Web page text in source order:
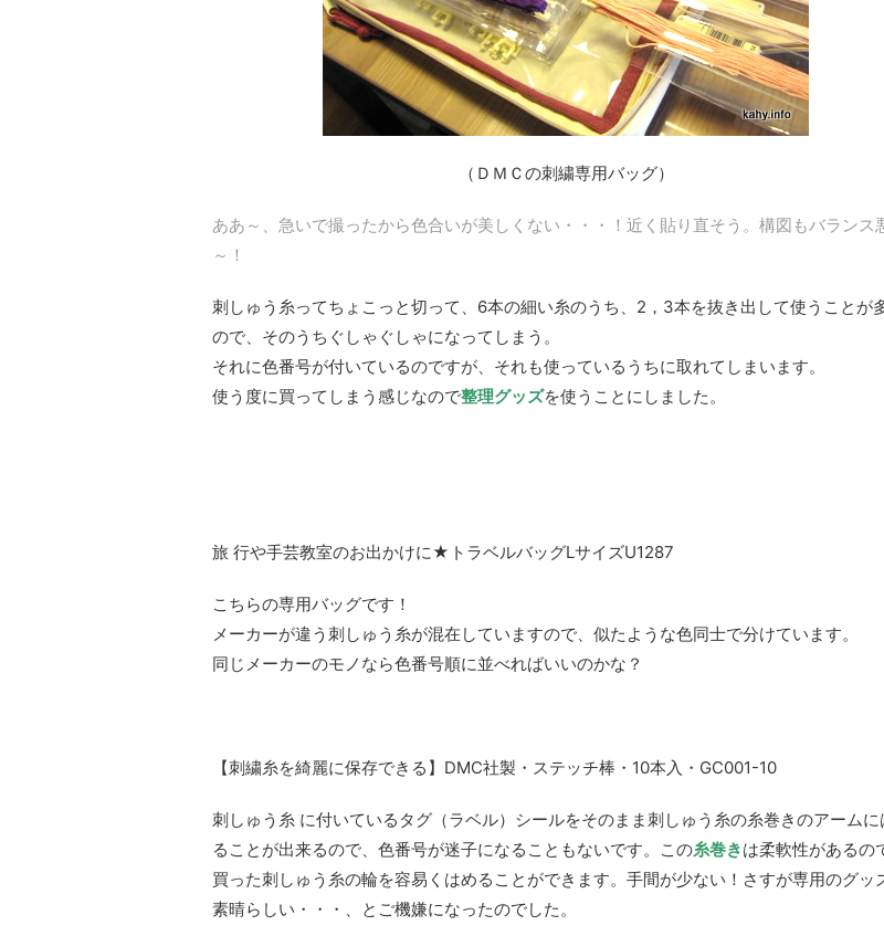
（ＤＭＣの刺繍専用バッグ）
ああ～、急いで撮ったから色合いが美しくない・・・！近く貼り直そう。構図もバランス
～！
刺しゅう糸ってちょこっと切って、6本の細い糸のうち、2，3本を抜き出して使うことが
ので、そのうちぐしゃぐしゃになってしまう。
それに色番号が付いているのですが、それも使っているうちに取れてしまいます。
使う度に買ってしまう感じなので整理グッズを使うことにしました。
旅 行や手芸教室のお出かけに★トラベルバッグLサイズU1287
こちらの専用バッグです！
メーカーが違う刺しゅう糸が混在していますので、似たような色同士で分けています。
同じメーカーのモノなら色番号順に並べればいいのかな？
【刺繍糸を綺麗に保存できる】DMC社製・ステッチ棒・10本入・GC001-10
刺しゅう糸 に付いているタグ（ラベル）シールをそのまま刺しゅう糸の糸巻きのアームに
ることが出来るので、色番号が迷子になることもないです。この糸巻きは柔軟性があるの
買った刺しゅう糸の輪を容易くはめることができます。手間が少ない！さすが専用のグッ
素晴らしい・・・、とご機嫌になったのでした。